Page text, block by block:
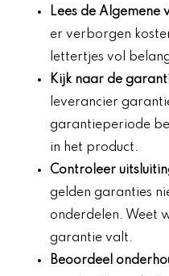
Lees de Algemene
er verborgen
lettertjes vol
Kijk naar de
leverancier
garantieperiode
in het product.
Controleer
gelden garanties
onderdelen. Weet
garantie valt.
Beoordeel